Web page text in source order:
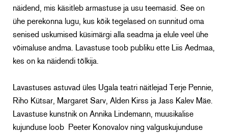
näidend, mis käsitleb armastuse ja usu teemasid. See on
ühe perekonna lugu, kus kõik tegelased on sunnitud oma
senised uskumised küsimärgi alla seadma ja elule veel ühe
võimaluse andma.
Lavastuse toob publiku ette Liis Aedmaa,
kes on ka näidendi tõlkija.
Lavastuses astuvad üles Ugala teatri näitlejad Terje Pennie,
Riho Kütsar, Margaret Sarv, Alden Kirss ja Jass Kalev Mäe.
Lavastuse kunstnik on Annika Lindemann, muusikalise
kujunduse loob Peeter Konovalov ning valguskujunduse